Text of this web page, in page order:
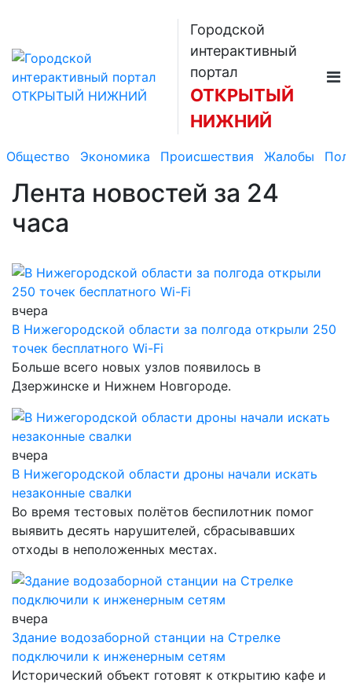
Городской
интерактивный
портал
ОТКРЫТЫЙ
НИЖНИЙ
Общество Экономика Происшествия Жалобы
Лента новостей за 24
часа
вчера
В Нижегородской области за полгода открыли 250
точек бесплатного Wi-Fi
Больше всего новых узлов появилось в
Дзержинске и Нижнем Новгороде.
вчера
В Нижегородской области дроны начали искать
незаконные свалки
Во время тестовых полётов беспилотник помог
выявить десять нарушителей, сбрасывавших
отходы в неположенных местах.
вчера
Здание водозаборной станции на Стрелке
подключили к инженерным сетям
Исторический объект готовят к открытию кафе и